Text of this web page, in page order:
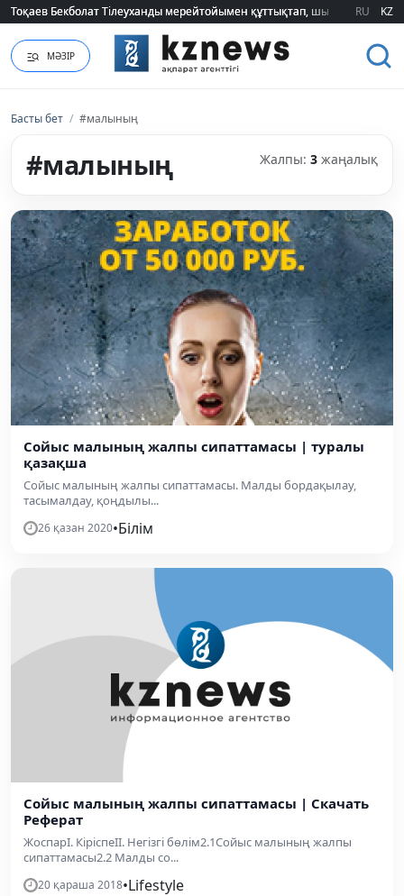
Тоқаев Бекболат Тілеуханды мерейтойымен құттықтап, шығармашылық
Тоқаев Бекболат Тілеуханды мерейтойымен құттықтап, шығармашылық
RU KZ
МӘЗІР
Басты бет / #малының
#малының Жалпы: 3 жаңалық
Сойыс малының жалпы сипаттамасы | туралы
қазақша
Сойыс малының жалпы сипаттамасы. Малды бордақылау,
тасымалдау, қоңдылы...
26 қазан 2020•Білім
Сойыс малының жалпы сипаттамасы | Скачать
Реферат
ЖоспарІ. КіріспеІІ. Негізгі бөлім2.1Сойыс малының жалпы
сипаттамасы2.2 Малды со...
20 қараша 2018•Lifestyle